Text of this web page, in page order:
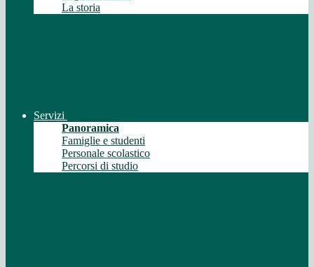
La storia
Servizi
Panoramica
Famiglie e studenti
Personale scolastico
Percorsi di studio